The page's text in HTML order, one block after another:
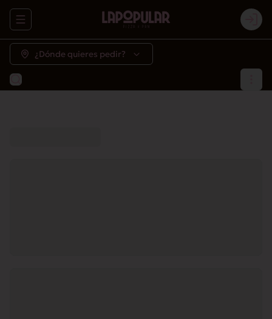
Abrir menu de navegación
¿Dónde quieres pedir?